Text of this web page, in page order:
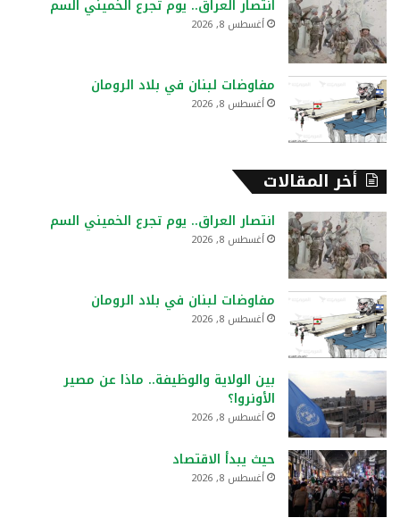
انتصار العراق.. يوم تجرع الخميني السم
أغسطس 8, 2026
مفاوضات لبنان في بلاد الرومان
أغسطس 8, 2026
أخر المقالات
انتصار العراق.. يوم تجرع الخميني السم
أغسطس 8, 2026
مفاوضات لبنان في بلاد الرومان
أغسطس 8, 2026
بين الولاية والوظيفة.. ماذا عن مصير
الأونروا؟
أغسطس 8, 2026
حيث يبدأ الاقتصاد
أغسطس 8, 2026